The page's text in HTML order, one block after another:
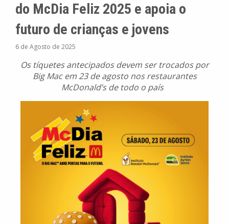
do McDia Feliz 2025 e apoia o
futuro de crianças e jovens
6 de Agosto de 2025
Os tíquetes antecipados devem ser trocados por
Big Mac em 23 de agosto nos restaurantes
McDonald’s de todo o país